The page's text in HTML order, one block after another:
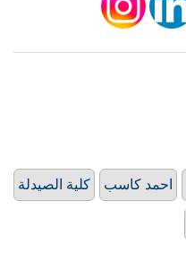
كلية الصيدلة احمد كاسب